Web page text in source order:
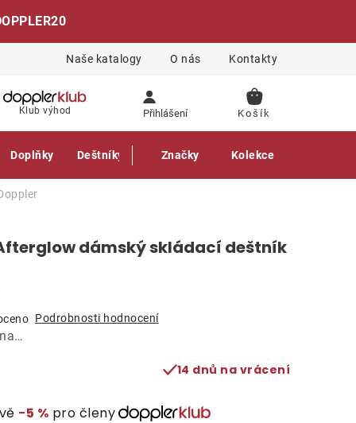
Naše katalogy O nás Kontakty
Klub výhod Přihlášení
NÁKUPNÍ
Doplňky Deštníky Gastro produkty
Značky Kolekce
dámský skládací deštník
Podrobnosti hodnocení
14 dnů na vrácení
−5 % pro členy